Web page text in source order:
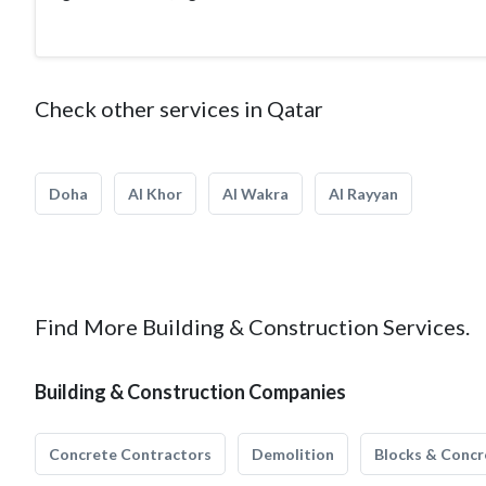
Check other services in Qatar
Doha Al Khor Al Wakra Al Rayyan
Find More Building & Construction Services.
Building & Construction Companies
Concrete Contractors Demolition Blocks &